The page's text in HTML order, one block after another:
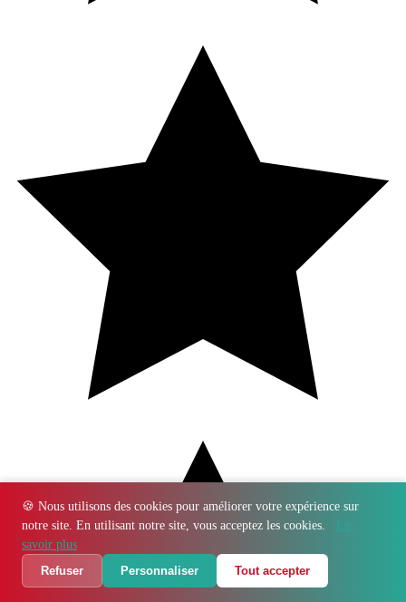
🍪 Nous utilisons des cookies pour améliorer votre expérience sur
notre site. En utilisant notre site, vous acceptez les cookies.
En
savoir plus
Refuser
Personnaliser Tout accepter